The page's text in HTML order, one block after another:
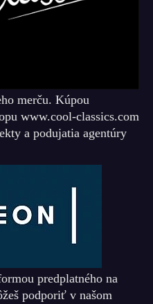
merču. Kúpou
www.cool-classics.com
a podujatia agentúry
predplatného na
podporiť v našom